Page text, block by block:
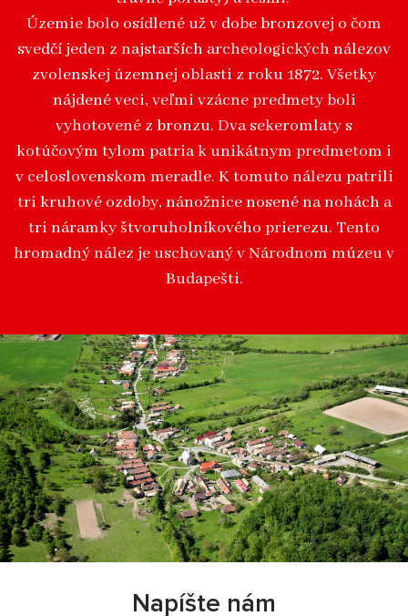
Územie bolo osídlené už v dobe bronzovej o čom
svedčí jeden z najstarších archeologických nálezov
zvolenskej územnej oblasti z roku 1872. Všetky
nájdené veci, veľmi vzácne predmety boli
vyhotovené z bronzu. Dva sekeromlaty s
kotúčovým tylom patria k unikátnym predmetom i
v celoslovenskom meradle. K tomuto nálezu patrili
tri kruhové ozdoby, nánožnice nosené na nohách a
tri náramky štvoruholníkového prierezu. Tento
hromadný nález je uschovaný v Národnom múzeu v
Budapešti.
Napíšte nám